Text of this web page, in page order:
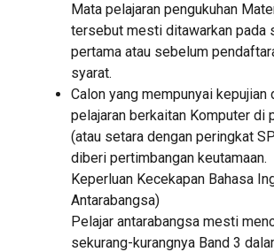
Mata pelajaran pengukuhan
tersebut mesti ditawarkan pada
pertama atau sebelum
syarat.
Calon yang mempunyai kepujian
pelajaran berkaitan Komputer di
(atau setara dengan peringkat
diberi pertimbangan keutamaan.
Keperluan Kecekapan Bahasa
Antarabangsa)
Pelajar antarabangsa mesti
sekurang-kurangnya Band 3